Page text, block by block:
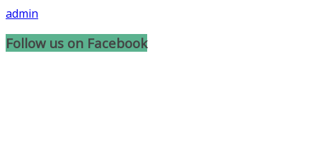
admin
Follow us on Facebook